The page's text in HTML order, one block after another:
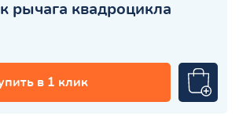
рычага квадроцикла
в 1 клик